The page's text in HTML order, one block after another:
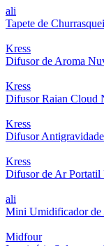
ali
Tapete de
Kress
Difusor de Aroma
Kress
Difusor Raian Cloud
Kress
Difusor
Kress
Difusor de Ar
ali
Mini Umidificador
Midfour